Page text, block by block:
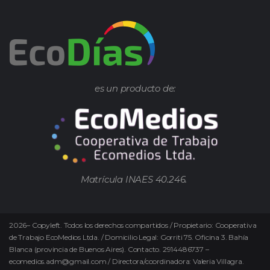
es un producto de:
Matrícula INAES 40.246.
2026– Copyleft. Todos los derechos compartidos / Propietario: Cooperativa
de Trabajo EcoMedios Ltda. / Domicilio Legal: Gorriti 75. Oficina 3. Bahía
Blanca (provincia de Buenos Aires). Contacto. 2914486737 –
ecomedios.adm@gmail.com / Directora/coordinadora: Valeria Villagra.